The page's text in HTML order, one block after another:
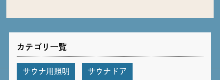
カテゴリ一覧
サウナ用照明 サウナドア